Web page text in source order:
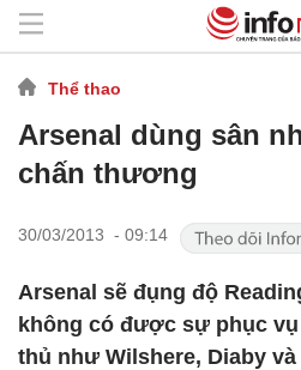
Thể thao
Arsenal dùng sân
chấn thương
30/03/2013 - 09:14
Arsenal sẽ đụng độ
không có được sự phục
thủ như Wilshere, Diaby